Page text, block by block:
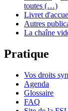
toutes (…)
Livret
Autres
La chaîne
Pratique
Vos droits
Agenda
Glossaire
FAQ